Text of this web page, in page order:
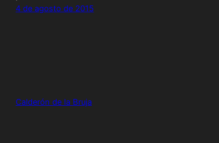
4 de agosto de 2015
Calderón de la Bruja